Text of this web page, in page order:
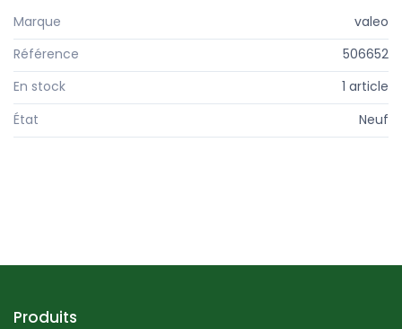
Marque
valeo
Référence
506652
En stock
1 article
État
Neuf
Produits